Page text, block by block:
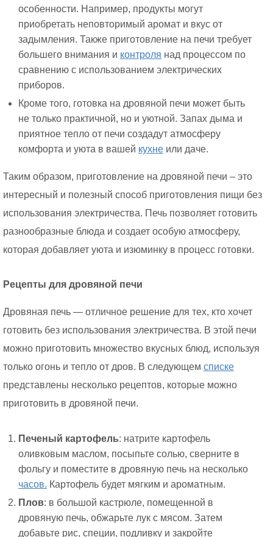
особенности. Например, продукты могут
приобретать неповторимый аромат и вкус от
задымления. Также приготовление на печи требует
большего внимания и контроля над процессом по
сравнению с использованием электрических
приборов.
Кроме того, готовка на дровяной печи может быть
не только практичной, но и уютной. Запах дыма и
приятное тепло от печи создадут атмосферу
комфорта и уюта в вашей кухне или даче.
Таким образом, приготовление на дровяной печи – это
интересный и полезный способ приготовления пищи без
использования электричества. Печь позволяет готовить
разнообразные блюда и создает особую атмосферу,
которая добавляет уюта и изюминку в процесс готовки.
Рецепты для дровяной печи
Дровяная печь — отличное решение для тех, кто хочет
готовить без использования электричества. В этой печи
можно приготовить множество вкусных блюд, используя
только огонь и тепло от дров. В следующем списке
представлены несколько рецептов, которые можно
приготовить в дровяной печи.
Печеный картофель: натрите картофель
оливковым маслом, посыпьте солью, сверните в
фольгу и поместите в дровяную печь на несколько
часов. Картофель будет мягким и ароматным.
Плов: в большой кастрюле, помещенной в
дровяную печь, обжарьте лук с мясом. Затем
добавьте рис, специи, подливку и закройте